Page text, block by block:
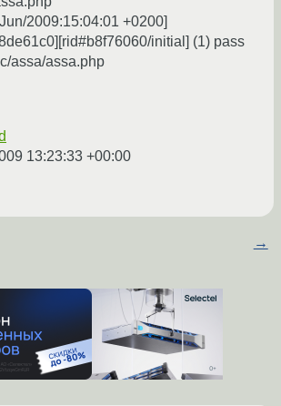
2009:15:04:01 +0200]
initial] (1) pass
assa/assa.php
13:23:33 +00:00
→